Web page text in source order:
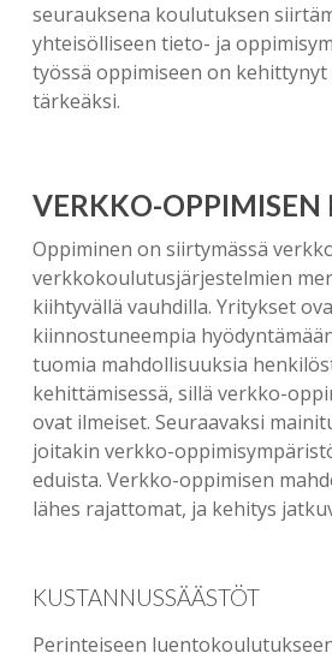
seurauksena koulutuksen
yhteisölliseen tieto- ja
työssä oppimiseen on
tärkeäksi.
VERKKO-OPPIMISEN
Oppiminen on siirtymässä
verkkokoulutusjärjestelmien
kiihtyvällä vauhdilla. Yritykset
kiinnostuneempia
tuomia mahdollisuuksia
kehittämisessä, sillä verkko-
ovat ilmeiset. Seuraavaksi
joitakin verkko-
eduista. Verkko-oppimisen
lähes rajattomat, ja kehitys
KUSTANNUSSÄÄSTÖT
Perinteiseen